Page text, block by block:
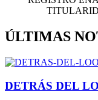
ÚLTIMAS
DETRÁS DEL